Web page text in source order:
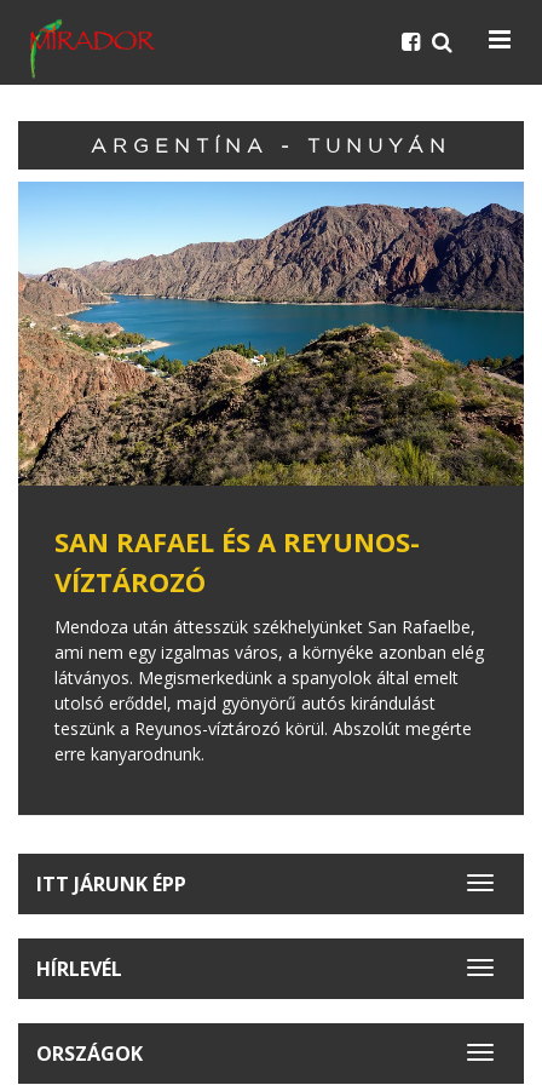
ARGENTÍNA - TUNUYÁN
SAN RAFAEL ÉS A REYUNOS-
VÍZTÁROZÓ
Mendoza után áttesszük székhelyünket San Rafaelbe,
ami nem egy izgalmas város, a környéke azonban elég
látványos. Megismerkedünk a spanyolok által emelt
utolsó erőddel, majd gyönyörű autós kirándulást
teszünk a Reyunos-víztározó körül. Abszolút megérte
erre kanyarodnunk.
Toggle
ITT JÁRUNK ÉPP
Toggle
HÍRLEVÉL
Toggle
ORSZÁGOK